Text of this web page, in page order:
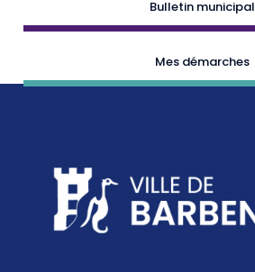
Bulletin municipal
Mes démarches